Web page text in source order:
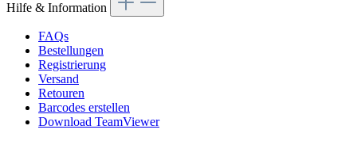
Hilfe & Information
FAQs
Bestellungen
Registrierung
Versand
Retouren
Barcodes erstellen
Download TeamViewer